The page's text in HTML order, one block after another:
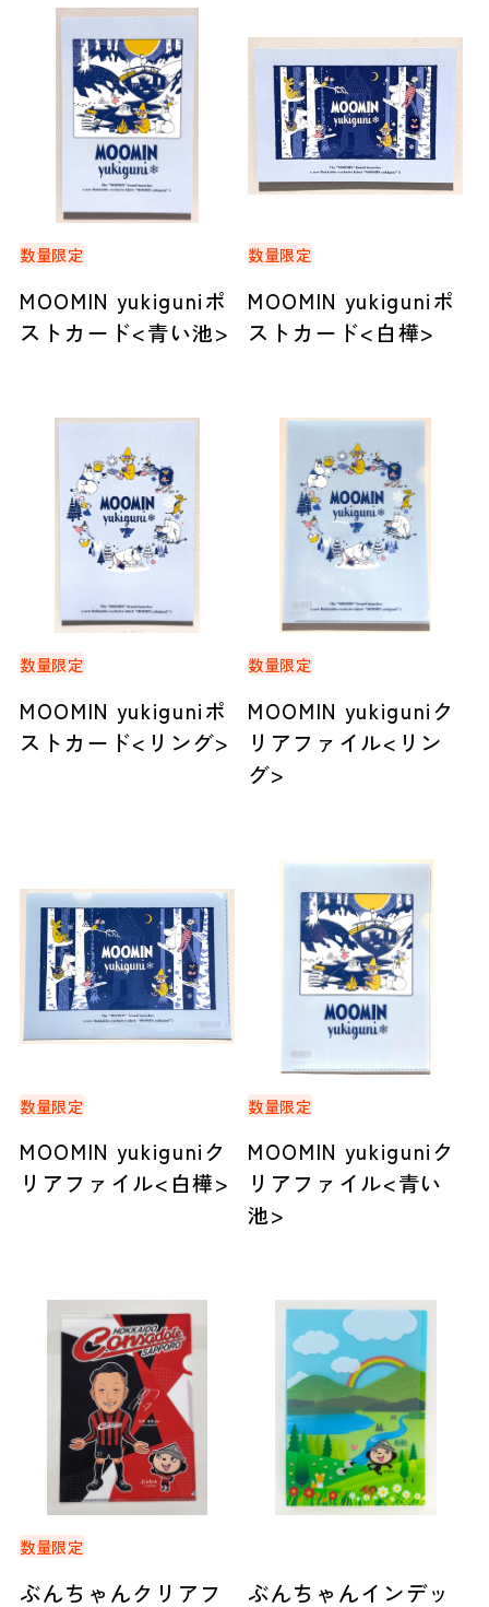
数量限定
MOOMIN yukiguniポ
ストカード<青い池>
数量限定
MOOMIN yukiguniポ
ストカード<白樺>
数量限定
MOOMIN yukiguniポ
ストカード<リング>
数量限定
MOOMIN yukiguniク
リアファイル<リン
グ>
数量限定
MOOMIN yukiguniク
リアファイル<白樺>
数量限定
MOOMIN yukiguniク
リアファイル<青い
池>
数量限定
ぶんちゃんクリアフ ぶんちゃんインデッ